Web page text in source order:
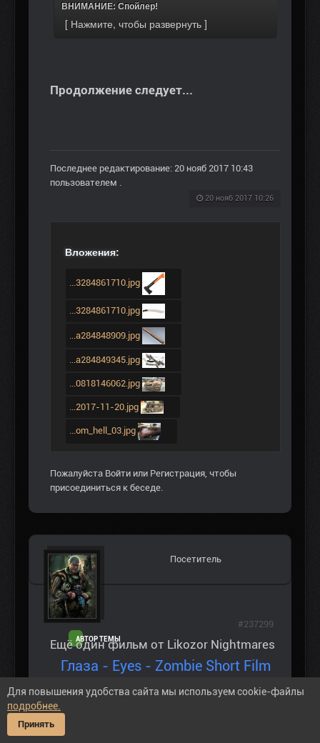
ВНИМАНИЕ: Спойлер!
Продолжение следует...
Последнее редактирование: 20 нояб 2017 10:43
пользователем
20 нояб 2017 10:26
Вложения:
...3284861710.jpg
...3284861710.jpg
...a284848909.jpg
...a284849345.jpg
...0818146062.jpg
...2017-11-20.jpg
...om_hell_03.jpg
Пожалуйста Войти или Регистрация , чтобы
присоединиться к беседе.
АВТОР ТЕМЫ
Посетитель
Ещё один фильм от Likozor Nightmares
Глаза - Eyes - Zombie Short Film
В этом коротком фильме вы
погрузитесь в бездну отчаяния.
#237299
Для повышения удобства сайта мы используем cookie-файлы
подробнее.
Принять